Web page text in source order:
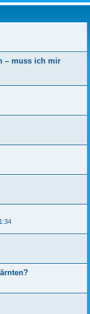
– muss ich mir